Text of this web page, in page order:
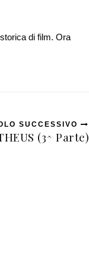
di film. Ora
SUCCESSIVO
(3^ Parte)